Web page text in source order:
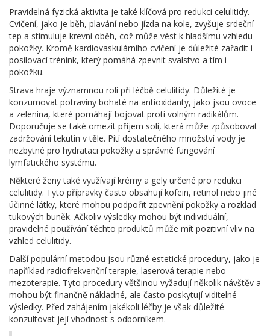
Pravidelná fyzická aktivita je také klíčová pro redukci celulitidy.
Cvičení, jako je běh, plavání nebo jízda na kole, zvyšuje srdeční
tep a stimuluje krevní oběh, což může vést k hladšímu vzhledu
pokožky. Kromě kardiovaskulárního cvičení je důležité zařadit i
posilovací trénink, který pomáhá zpevnit svalstvo a tím i
pokožku.
Strava hraje významnou roli při léčbě celulitidy. Důležité je
konzumovat potraviny bohaté na antioxidanty, jako jsou ovoce
a zelenina, které pomáhají bojovat proti volným radikálům.
Doporučuje se také omezit příjem soli, která může způsobovat
zadržování tekutin v těle. Pití dostatečného množství vody je
nezbytné pro hydrataci pokožky a správné fungování
lymfatického systému.
Některé ženy také využívají krémy a gely určené pro redukci
celulitidy. Tyto přípravky často obsahují kofein, retinol nebo jiné
účinné látky, které mohou podpořit zpevnění pokožky a rozklad
tukových buněk. Ačkoliv výsledky mohou být individuální,
pravidelné používání těchto produktů může mít pozitivní vliv na
vzhled celulitidy.
Další populární metodou jsou různé estetické procedury, jako je
například radiofrekvenční terapie, laserová terapie nebo
mezoterapie. Tyto procedury většinou vyžadují několik návštěv a
mohou být finančně nákladné, ale často poskytují viditelné
výsledky. Před zahájením jakékoli léčby je však důležité
konzultovat její vhodnost s odborníkem.